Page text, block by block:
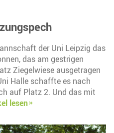
der Uni Leipzig das
das am gestrigen
Ziegelwiese ausgetragen
Halle schaffte es nach
auf Platz 2. Und das mit
lesen